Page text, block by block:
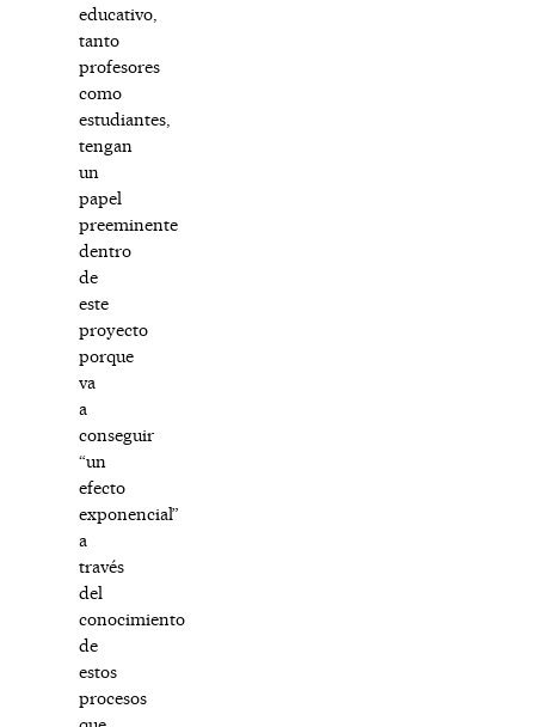
educativo,
tanto
profesores
como
estudiantes,
tengan
un
papel
preeminente
dentro
de
este
proyecto
porque
va
a
conseguir
“un
efecto
exponencial”
a
través
del
conocimiento
de
estos
procesos